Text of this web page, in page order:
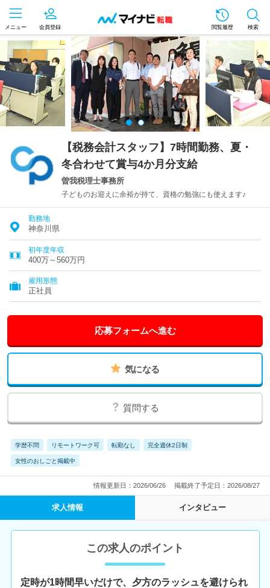
メニュー 会員登録 閲覧履歴 検索
【税務会計スタッフ】7時間勤務、夏・
冬合わせて賞与4か月分支給
曽我税理士事務所
子どものお迎えに余裕が持て、資格の勉強にも使えます♪
勤務地
神奈川県
初年度年収
400万～560万円
雇用形態
正社員
応募フォームへ進む
気になる
質問する
学歴不問 リモートワーク可 転勤なし 完全週休2日制
女性のおしごと掲載中
情報更新日：2026/06/26 掲載終了予定日：2026/08/27
求人情報 インタビュー
この求人のポイント
定時が1時間早いだけで、夕方のラッシュを避けられ